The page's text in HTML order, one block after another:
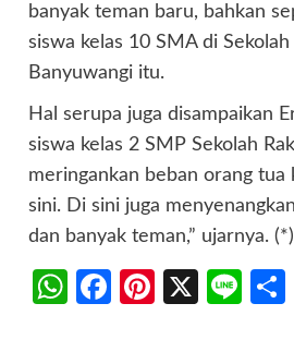
banyak teman baru, bahkan
siswa kelas 10 SMA di Sekolah
Banyuwangi itu.
Hal serupa juga disampaikan
siswa kelas 2 SMP Sekolah
meringankan beban orang tua
sini. Di sini juga
dan banyak teman,” ujarnya. (*)
WhatsApp
Facebook
Pinterest
X Line